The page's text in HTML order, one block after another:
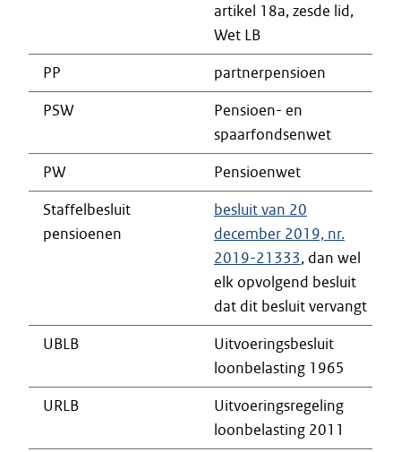
artikel 18a, zesde lid,
Wet LB
PP
partnerpensioen
PSW
Pensioen- en
spaarfondsenwet
PW
Pensioenwet
Staffelbesluit
pensioenen
besluit van 20
december 2019, nr.
2019-21333, dan wel
elk opvolgend besluit
dat dit besluit vervangt
UBLB
Uitvoeringsbesluit
loonbelasting 1965
URLB
Uitvoeringsregeling
loonbelasting 2011